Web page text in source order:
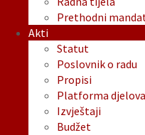
Prethodni
Akti
Statut
Poslovnik o radu
Propisi
Platforma
Izvještaji
Budžet